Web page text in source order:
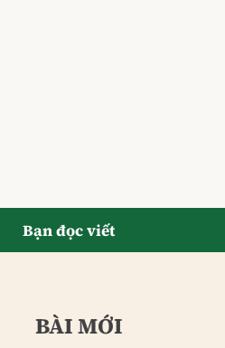
Bạn đọc viết
BÀI MỚI